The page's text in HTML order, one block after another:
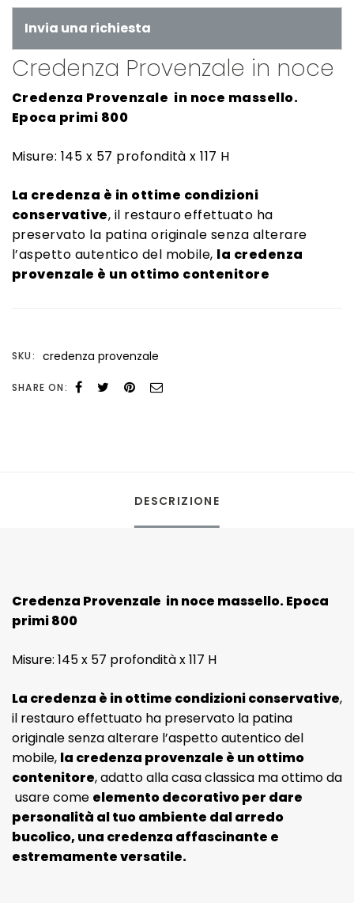
Invia una richiesta
Credenza Provenzale in noce
Credenza Provenzale in noce massello.
Epoca primi 800
Misure: 145 x 57 profondità x 117 H
La credenza è in ottime condizioni
conservative, il restauro effettuato ha
preservato la patina originale senza alterare
l’aspetto autentico del mobile, la credenza
provenzale è un ottimo contenitore
SKU: credenza provenzale
SHARE ON:
DESCRIZIONE
Credenza Provenzale in noce massello. Epoca
primi 800
Misure: 145 x 57 profondità x 117 H
La credenza è in ottime condizioni conservative,
il restauro effettuato ha preservato la patina
originale senza alterare l’aspetto autentico del
mobile, la credenza provenzale è un ottimo
contenitore, adatto alla casa classica ma ottimo da
usare come elemento decorativo per dare
personalità al tuo ambiente dal arredo
bucolico, una credenza affascinante e
estremamente versatile.